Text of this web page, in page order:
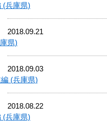
(兵庫県)
2018.09.21
県)
2018.09.03
(兵庫県)
2018.08.22
(兵庫県)